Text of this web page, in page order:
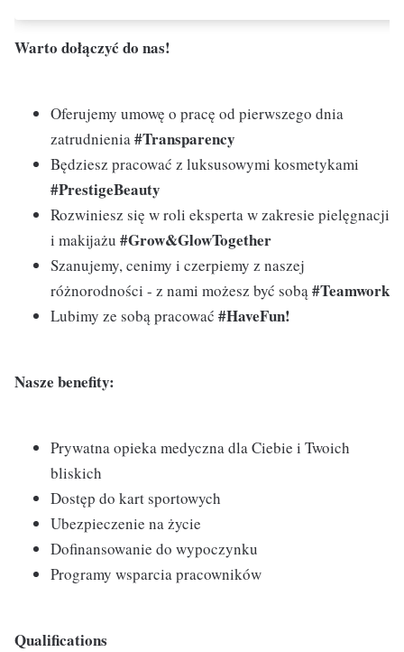
Warto dołączyć do nas!
Oferujemy umowę o pracę od pierwszego dnia
zatrudnienia#Transparency
Będziesz pracować z luksusowymi kosmetykami
#PrestigeBeauty
Rozwiniesz się w roli eksperta w zakresie pielęgnacji
i makijażu #Grow&GlowTogether
Szanujemy, cenimy i czerpiemy z naszej
różnorodności - z nami możesz być sobą#Teamwork
Lubimy ze sobą pracować #HaveFun!
Nasze benefity:
Prywatna opieka medyczna dla Ciebie i Twoich
bliskich
Dostęp do kart sportowych
Ubezpieczenie na życie
Dofinansowanie do wypoczynku
Programy wsparcia pracowników
Qualifications